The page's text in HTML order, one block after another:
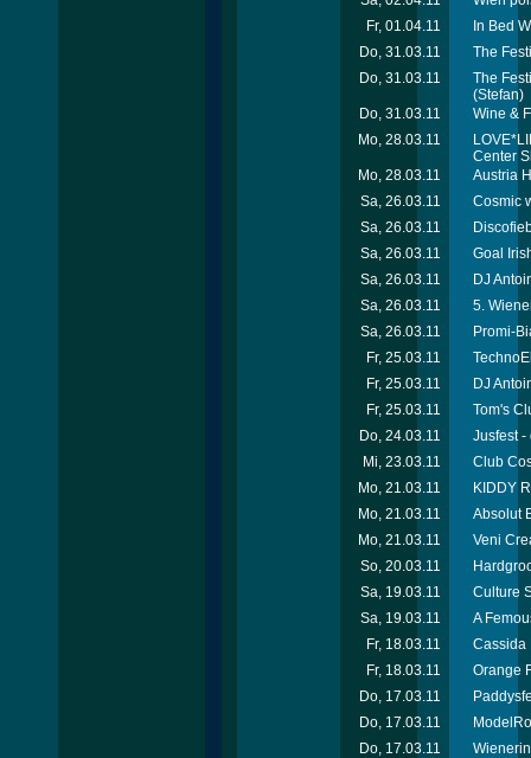
Fr, 01.04.11
In Bed
Do, 31.03.11
The
Do, 31.03.11
The
(Stefan)
Do, 31.03.11
Wine &
Mo, 28.03.11
Center
Mo, 28.03.11
Austria
Sa, 26.03.11
Cosmic
Sa, 26.03.11
Sa, 26.03.11
Goal
Sa, 26.03.11
DJ
Sa, 26.03.11
5.
Sa, 26.03.11
Promi-
Fr, 25.03.11
Fr, 25.03.11
DJ
Fr, 25.03.11
Tom's
Do, 24.03.11
Jusfest -
Mi, 23.03.11
Club
Mo, 21.03.11
KIDDY
Mo, 21.03.11
Absolut
Mo, 21.03.11
Veni
So, 20.03.11
Sa, 19.03.11
Culture
Sa, 19.03.11
A
Fr, 18.03.11
Cassida
Fr, 18.03.11
Orange
Do, 17.03.11
Do, 17.03.11
Do, 17.03.11